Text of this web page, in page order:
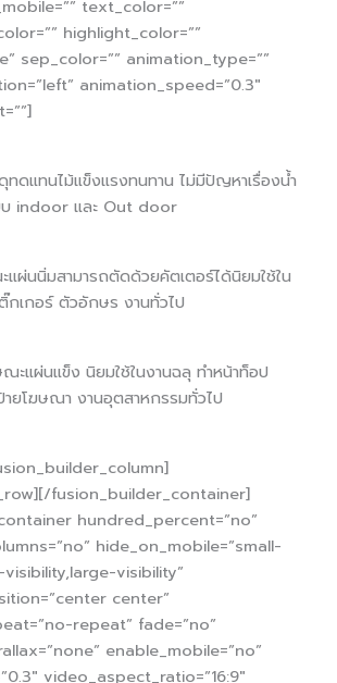
text_color=””
highlight_color=””
sep_color=”” animation_type=””
animation_speed=”0.3″
ดแทนไม้แข็งแรงทนทาน ไม่มีปัญหาเรื่องน้ำ
indoor และ Out door
นนิ่มสามารถตัดด้วยคัตเตอร์ได้นิยมใช้ใน
กเกอร์ ตัวอักษร งานทั่วไป
แผ่นแข็ง นิยมใช้ในงานฉลุ ทำหน้าท็อป
ายโฆษณา งานอุตสาหกรรมทั่วไป
fusion_builder_container]
hundred_percent=”no”
hide_on_mobile=”small-
visibility”
center”
repeat” fade=”no”
enable_mobile=”no”
video_aspect_ratio=”16:9″